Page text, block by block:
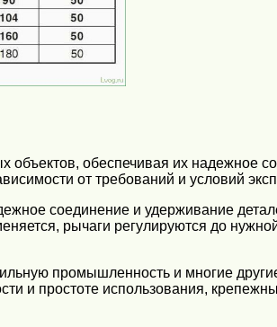
обеспечивая их надежное
от требований и условий
соединение и удерживание
рычаги регулируются до
промышленность и многие
и простоте использования,